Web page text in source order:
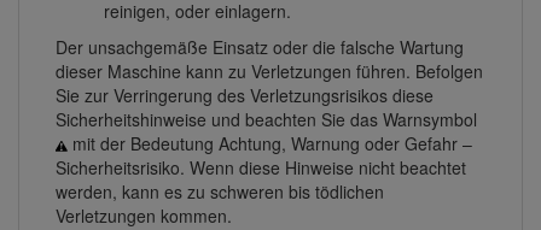
reinigen, oder einlagern.
Der unsachgemäße Einsatz oder die falsche Wartung
dieser Maschine kann zu Verletzungen führen. Befolgen
Sie zur Verringerung des Verletzungsrisikos diese
Sicherheitshinweise und beachten Sie das Warnsymbol
mit der Bedeutung Achtung, Warnung oder Gefahr –
Sicherheitsrisiko. Wenn diese Hinweise nicht beachtet
werden, kann es zu schweren bis tödlichen
Verletzungen kommen.